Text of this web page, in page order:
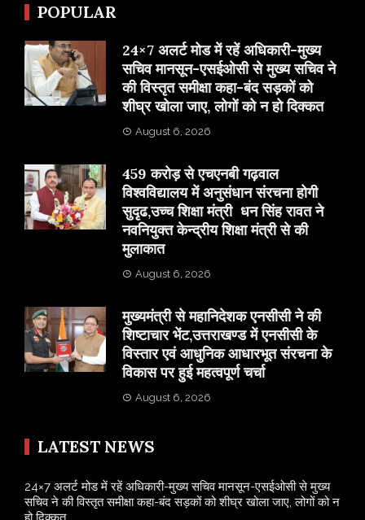
POPULAR
24×7 अलर्ट मोड में रहें अधिकारी-मुख्य
सचिव मानसून-एसईओसी से मुख्य सचिव ने
की विस्तृत समीक्षा कहा-बंद सड़कों को
शीघ्र खोला जाए, लोगों को न हो दिक्कत
August 6, 2026
459 करोड़ से एचएनबी गढ़वाल
विश्वविद्यालय में अनुसंधान संरचना होगी
सुदृढ,उच्च शिक्षा मंत्री धन सिंह रावत ने
नवनियुक्त केन्द्रीय शिक्षा मंत्री से की
मुलाकात
August 6, 2026
मुख्यमंत्री से महानिदेशक एनसीसी ने की
शिष्टाचार भेंट,उत्तराखण्ड में एनसीसी के
विस्तार एवं आधुनिक आधारभूत संरचना के
विकास पर हुई महत्वपूर्ण चर्चा
August 6, 2026
LATEST NEWS
24×7 अलर्ट मोड में रहें अधिकारी-मुख्य सचिव मानसून-एसईओसी से मुख्य
सचिव ने की विस्तृत समीक्षा कहा-बंद सड़कों को शीघ्र खोला जाए, लोगों को न